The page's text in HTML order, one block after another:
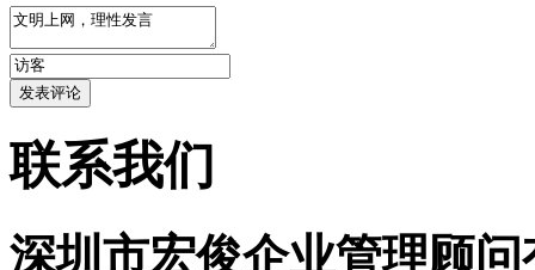
联系我们
深圳市宏俊企业管理顾